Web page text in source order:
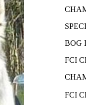
SPECIAL
BOG
FCI
FCI